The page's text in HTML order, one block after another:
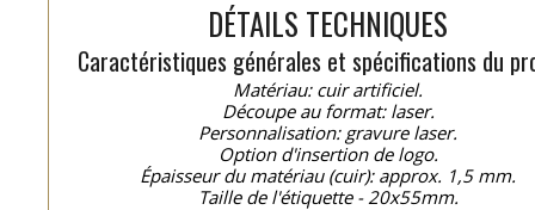
DÉTAILS TECHNIQUES
Caractéristiques générales et spécifications du
Matériau: cuir artificiel.
Découpe au format: laser.
Personnalisation: gravure laser.
Option d'insertion de logo.
Épaisseur du matériau (cuir): approx. 1,5 mm.
Taille de l'étiquette - 20x55mm.